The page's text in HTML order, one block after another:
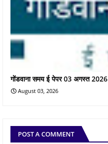
गोंडवाना समय ई पेपर 03 अगस्त 2026
August 03, 2026
POST A COMMENT